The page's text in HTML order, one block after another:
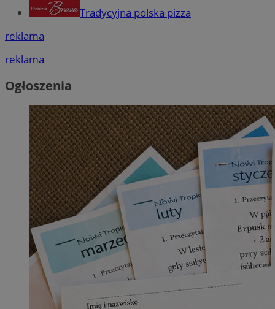
Tradycyjna polska pizza
reklama
reklama
Ogłoszenia